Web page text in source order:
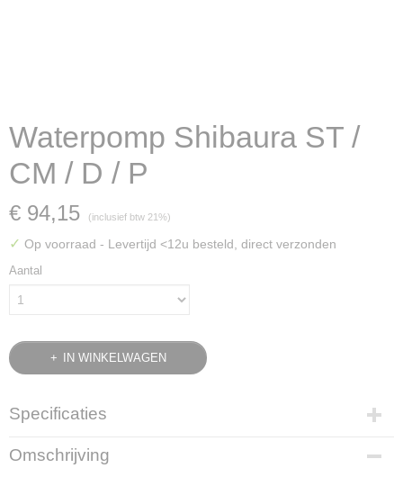
Waterpomp Shibaura ST /
CM / D / P
€ 94,15 (inclusief btw 21%)
✓ Op voorraad - Levertijd <12u besteld, direct verzonden
Aantal
IN WINKELWAGEN
Specificaties
Bruto gewicht
2,00 Kg
Omschrijving